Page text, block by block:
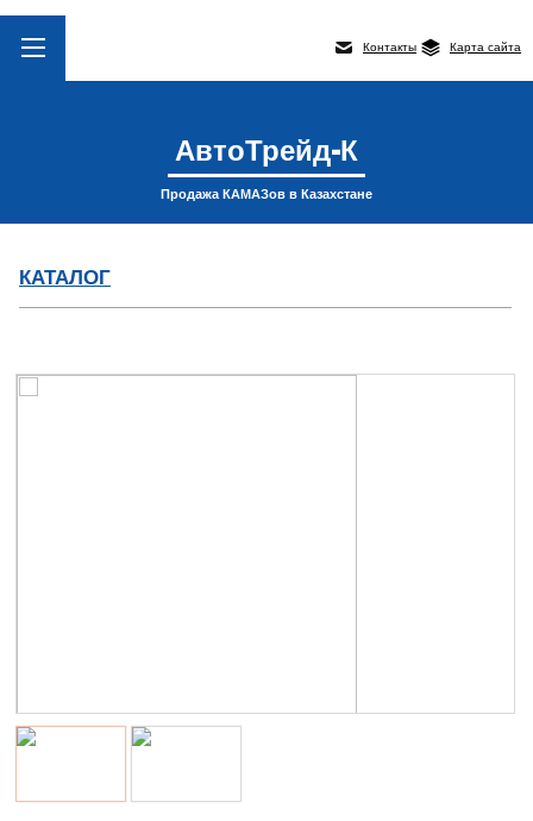
Контакты Карта сайта
АвтоТрейд-К
Продажа КАМАЗов в Казахстане
КАТАЛОГ